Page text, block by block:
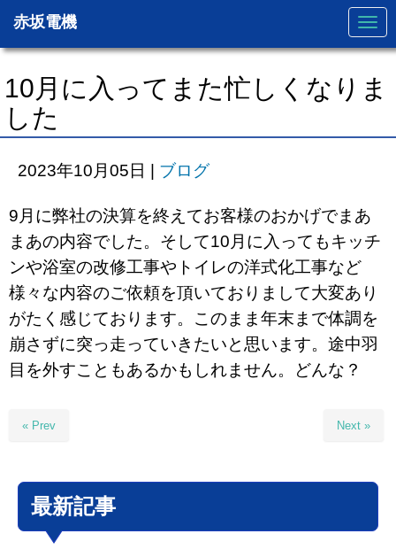
N
a
v
g
a
o
赤坂電機
10月に入ってまた忙しくなりま
した
2023年10月05日 | ブログ
9月に弊社の決算を終えてお客様のおかげでまあ
まあの内容でした。そして10月に入ってもキッチ
ンや浴室の改修工事やトイレの洋式化工事など
様々な内容のご依頼を頂いておりまして大変あり
がたく感じております。このまま年末まで体調を
崩さずに突っ走っていきたいと思います。途中羽
目を外すこともあるかもしれません。どんな？
« Prev Next »
最新記事